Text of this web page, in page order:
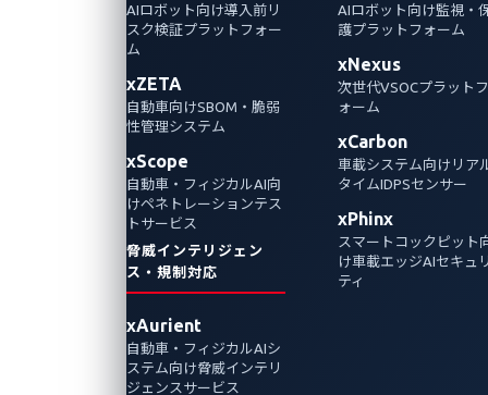
AIロボット向け導入前リ
スク検証プラットフォー
ム
xZETA
自動車向けSBOM・脆弱
性管理システム
xScope
自動車・フィジカルAI向
けペネトレーションテス
トサービス
脅威インテリジェン
ス・規制対応
xAurient
自動車・フィジカルAIシ
ステム向け脅威インテリ
ジェンスサービス
AIロボット向け監視・
護プラットフォーム
xNexus
次世代VSOCプラットフ
ォーム
xCarbon
車載システム向けリア
タイムIDPSセンサー
xPhinx
スマートコックピット
け車載エッジAIセキュ
ティ
VicOne
SPIRITCYBER Automotive CTF 2025で出題さ
れた課題のひとつCANインジェクションにつ
いて検証します。課題に取り組む過程で、シ
ミュレートされたCANインジェクション攻撃
により、現代のコネクテッドカーにおけるセ
キュリティ上の脆弱性が浮かび上がってきま
Automotive Cybersecurity